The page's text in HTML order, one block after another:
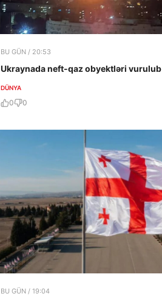
BU GÜN / 20:53
Ukraynada neft-qaz obyektləri vurulub
DÜNYA
0 0
BU GÜN / 19:04